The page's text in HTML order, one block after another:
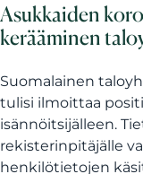
Asukkaiden
kerääminen
Suomalainen
tulisi ilmoittaa
isännöitsijälleen.
rekisterinpitäjälle
henkilötietojen